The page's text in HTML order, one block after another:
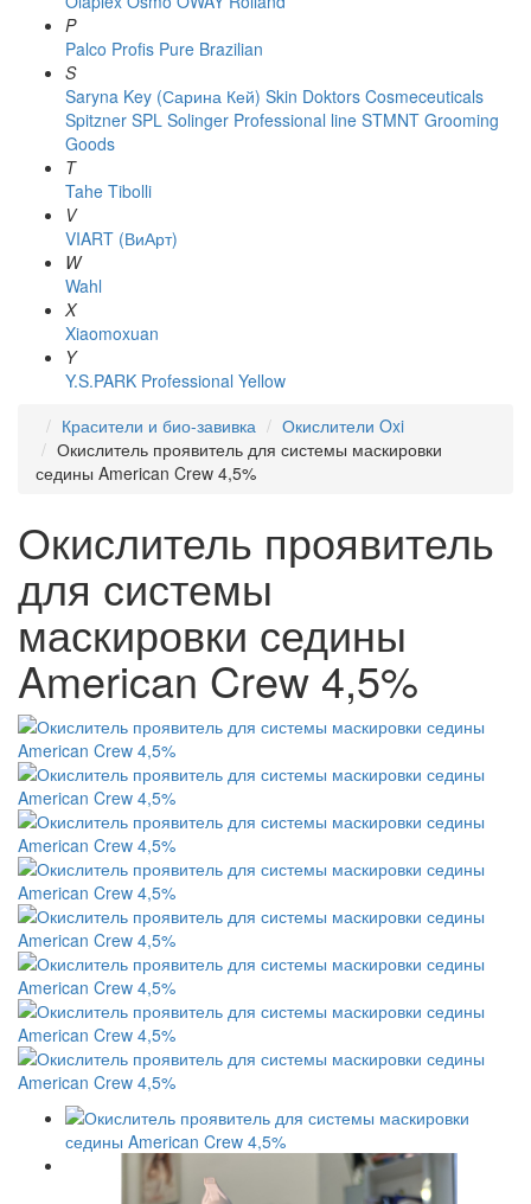
P
Palco Profis Pure Brazilian
S
Saryna Key (Сарина Кей) Skin Doktors Cosmeceuticals
Spitzner SPL Solinger Professional line STMNT Grooming
Goods
T
Tahe Tibolli
V
VIART (ВиАрт)
W
Wahl
X
Xiaomoxuan
Y
Y.S.PARK Professional Yellow
Красители и био-завивка
Окислители Oxi
Окислитель проявитель для системы маскировки
седины American Crew 4,5%
Окислитель проявитель
для системы
маскировки седины
American Crew 4,5%